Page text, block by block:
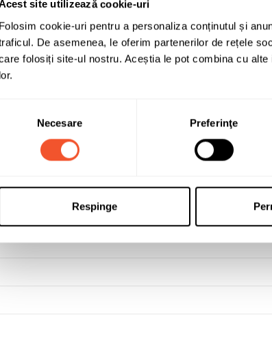
site utilizează cookie-uri
Folosim cookie-uri pentru a personaliza conținutul și
De asemenea, le oferim partenerilor de rețele
folosiți site-ul nostru. Aceștia le pot combina cu
lor.
Necesare Preferinţe
Respinge